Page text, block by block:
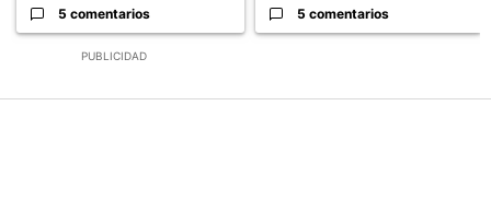
PUBLICIDAD
5 comentarios 5 comentarios